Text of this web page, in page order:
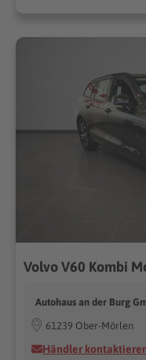
Volvo V60 Kombi
Autohaus an der Burg
61239 Ober-Mörlen
Händler